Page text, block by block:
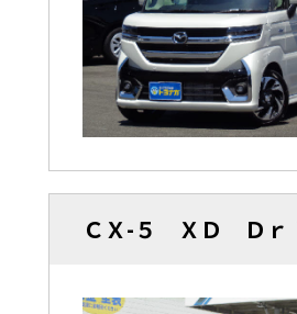
ＣＸ-５ ＸＤ Ｄｒ